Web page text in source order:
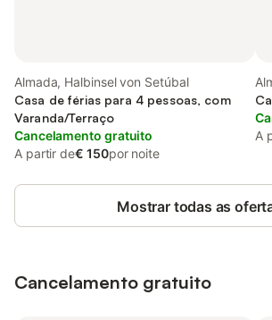
Almada, Halbinsel von Setúbal
Casa de férias para 4 pessoas, com
Varanda/Terraço
Cancelamento gratuito
A partir de€ 150por noite
A
Mostrar todas as
Cancelamento gratuito